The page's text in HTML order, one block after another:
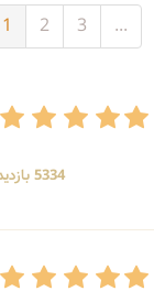
1 2 3 ...
5334 بازدید